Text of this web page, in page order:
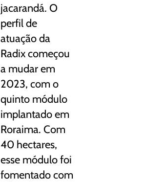
jacarandá. O
perfil de
atuação da
Radix começou
a mudar em
2023, com o
quinto módulo
implantado em
Roraima. Com
40 hectares,
esse módulo foi
fomentado com